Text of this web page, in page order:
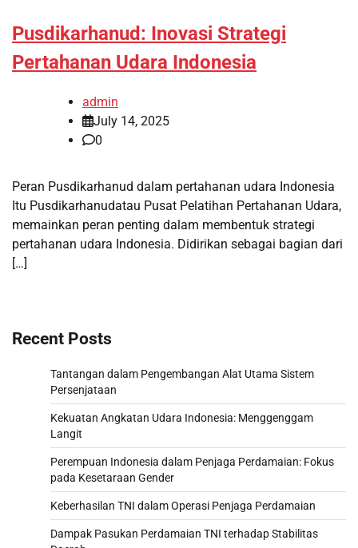
Pusdikarhanud: Inovasi Strategi
Pertahanan Udara Indonesia
admin
July 14, 2025
0
Peran Pusdikarhanud dalam pertahanan udara Indonesia
Itu Pusdikarhanudatau Pusat Pelatihan Pertahanan Udara,
memainkan peran penting dalam membentuk strategi
pertahanan udara Indonesia. Didirikan sebagai bagian dari
[…]
Recent Posts
Tantangan dalam Pengembangan Alat Utama Sistem
Persenjataan
Kekuatan Angkatan Udara Indonesia: Menggenggam
Langit
Perempuan Indonesia dalam Penjaga Perdamaian: Fokus
pada Kesetaraan Gender
Keberhasilan TNI dalam Operasi Penjaga Perdamaian
Dampak Pasukan Perdamaian TNI terhadap Stabilitas